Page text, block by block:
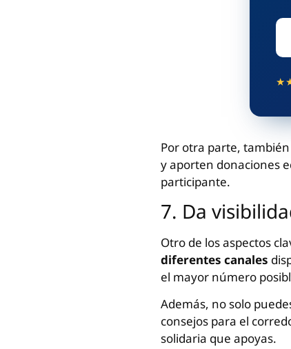
Por otra parte,
y aporten donaciones
participante.
7. Da
Otro de los aspectos
diferentes canales
el mayor número
Además, no solo
consejos para el
solidaria que apoyas.